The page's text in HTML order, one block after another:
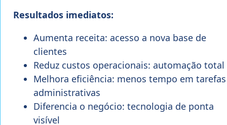
Resultados imediatos:
Aumenta receita: acesso a nova base de
clientes
Reduz custos operacionais: automação total
Melhora eficiência: menos tempo em tarefas
administrativas
Diferencia o negócio: tecnologia de ponta
visível